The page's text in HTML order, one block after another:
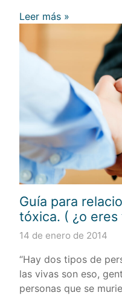
Leer más »
Guía para
tóxica. ( ¿o eres
14 de enero de 2014
“Hay dos tipos de
las vivas son eso,
personas que se